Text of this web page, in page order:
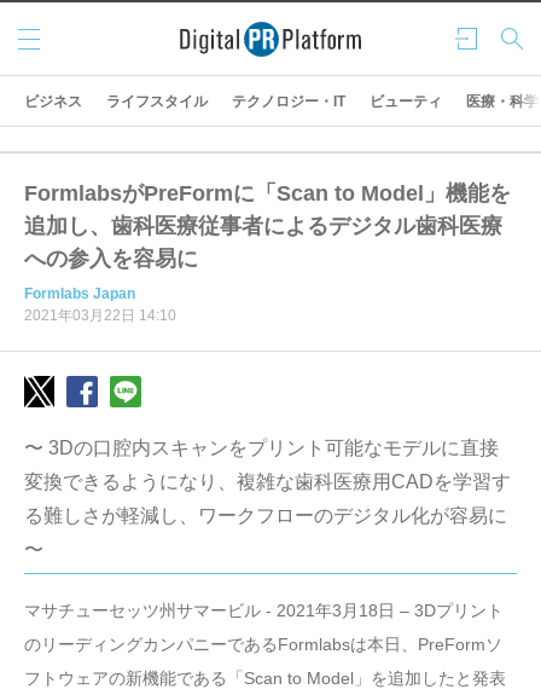
ログ
イン
検索
メニ
ュー
ビジネス ライフスタイル テクノロジー・IT ビューティ 医療・科学
FormlabsがPreFormに「Scan to Model」機能を
追加し、歯科医療従事者によるデジタル歯科医療
への参入を容易に
Formlabs Japan
2021年03月22日 14:10
〜 3Dの口腔内スキャンをプリント可能なモデルに直接
変換できるようになり、複雑な歯科医療用CADを学習す
る難しさが軽減し、ワークフローのデジタル化が容易に
〜
マサチューセッツ州サマービル - 2021年3月18日 – 3Dプリント
のリーディングカンパニーであるFormlabsは本日、PreFormソ
フトウェアの新機能である「Scan to Model」を追加したと発表